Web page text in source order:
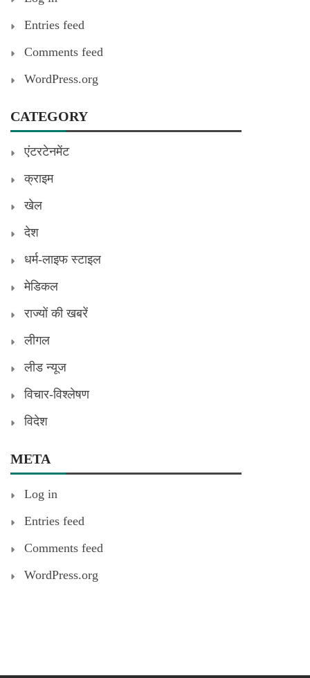
Entries feed
Comments feed
WordPress.org
CATEGORY
एंटरटेनमेंट
क्राइम
खेल
देश
धर्म-लाइफ स्टाइल
मेडिकल
राज्यों की खबरें
लीगल
लीड न्यूज
विचार-विश्लेषण
विदेश
META
Log in
Entries feed
Comments feed
WordPress.org